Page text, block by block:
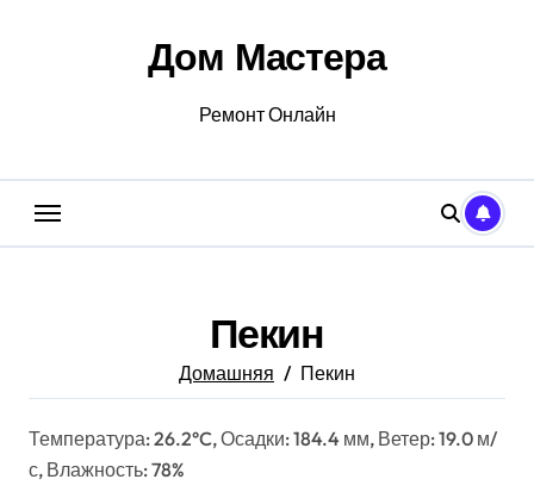
Дом Мастера
Ремонт Онлайн
Пекин
Домашняя Пекин
Температура: 26.2°C, Осадки: 184.4 мм, Ветер: 19.0 м/
с, Влажность: 78%